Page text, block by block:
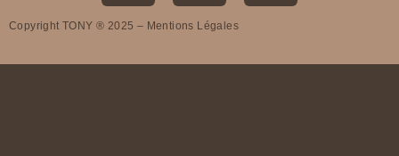
Copyright TONY ® 2025 – Mentions Légales